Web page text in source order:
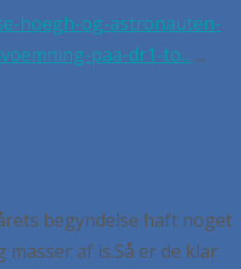
hoegh-og-astronauten-
paa-dr1-to... ...
begyndelse haft noget
af is.Så er de klar